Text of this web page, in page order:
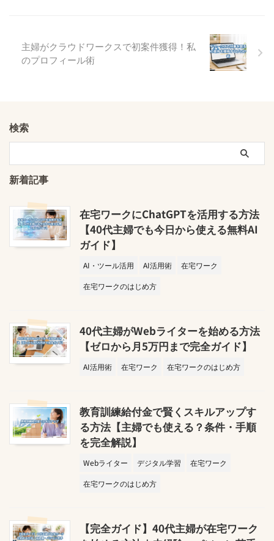
主婦がクラウドワークスで初案件獲得！私
のプロフィール術
検索
新着記事
在宅ワークにChatGPTを活用する方法
【40代主婦でも今日から使える無料AI
ガイド】
AI・ツール活用 AI活用術
在宅ワーク
在宅ワークのはじめ方
40代主婦がWebライターを始める方法
【ゼロから月5万円まで完全ガイド】
AI活用術 在宅ワーク 在宅ワークのはじめ方
教育訓練給付金で賢くスキルアップす
る方法【主婦でも使える？条件・手順
を完全解説】
Webライター デジタル学習
在宅ワーク
在宅ワークのはじめ方
【完全ガイド】40代主婦が在宅ワーク